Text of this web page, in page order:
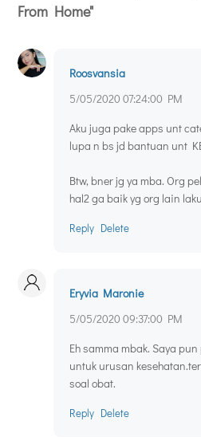
From Home"
Roosvansia
5/05/2020 07:24:00 PM
Aku juga pake apps unt
lupa n bs jd bantuan unt
Btw, bner jg ya mba. Org
hal2 ga baik yg org lain
Reply Delete
Eryvia Maronie
5/05/2020 09:37:00 PM
Eh samma mbak. Saya
untuk urusan
soal obat.
Reply Delete